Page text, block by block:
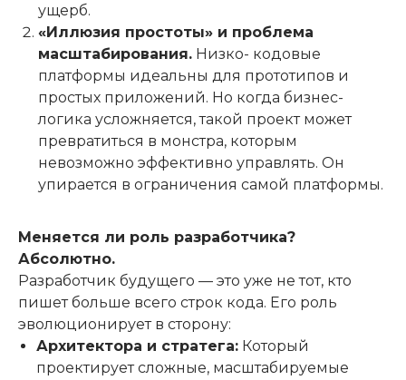
ущерб.
«Иллюзия простоты» и проблема
масштабирования. Низко- кодовые
платформы идеальны для прототипов и
простых приложений. Но когда бизнес-
логика усложняется, такой проект может
превратиться в монстра, которым
невозможно эффективно управлять. Он
упирается в ограничения самой платформы.
Меняется ли роль разработчика?
Абсолютно.
Разработчик будущего — это уже не тот, кто
пишет больше всего строк кода. Его роль
эволюционирует в сторону:
Архитектора и стратега: Который
проектирует сложные, масштабируемые